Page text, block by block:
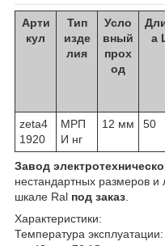
Арти
кул
Тип
изде
лия
Усло
вный
прох
од
а
zeta4
1920
МРП
И нг
12 мм 50
Завод
нестандартных размеров и
шкале Ral под заказ
Характеристики:
Температура эксплуатации: